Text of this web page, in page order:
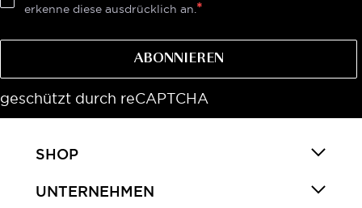
erkenne diese ausdrücklich an.
ABONNIEREN
geschützt durch reCAPTCHA
SHOP
UNTERNEHMEN